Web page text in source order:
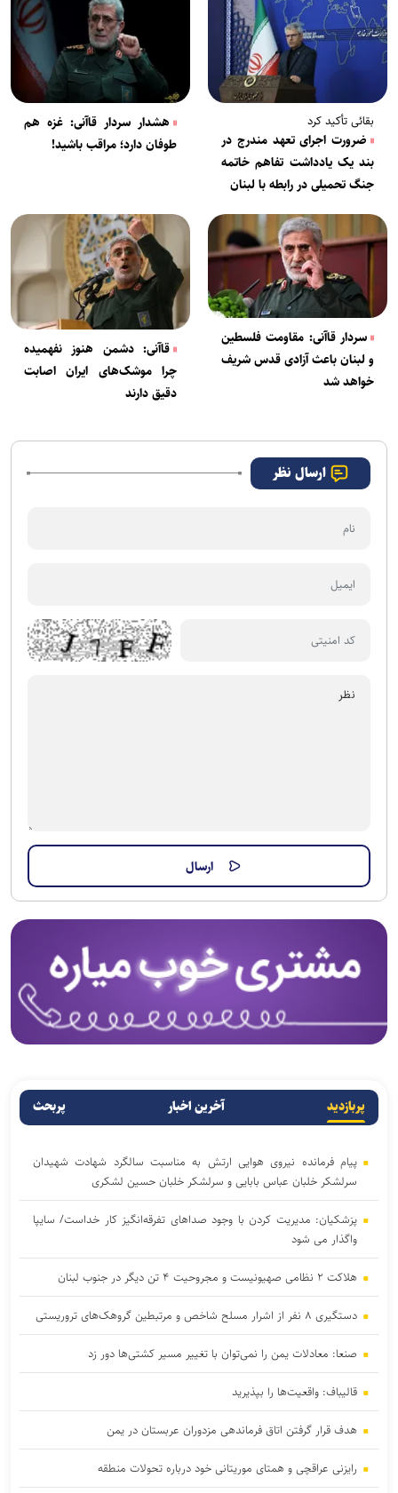
بقائی تأکید کرد
ضرورت اجرای تعهد مندرج در
بند یک یادداشت تفاهم خاتمه
جنگ تحمیلی در رابطه با لبنان
هشدار سردار قاآنی: غزه هم
طوفان دارد؛ مراقب باشید!
سردار قاآنی: مقاومت فلسطین
و لبنان باعث آزادی قدس شریف
خواهد شد
قاآنی: دشمن هنوز نفهمیده
چرا موشک‌های ایران اصابت
دقیق دارند
ارسال نظر
پربازدید آخرین اخبار پربحث
پیام فرمانده نیروی هوایی ارتش به مناسبت سالگرد شهادت شهیدان
سرلشکر خلبان عباس بابایی و سرلشکر خلبان حسین لشکری
پزشکیان: مدیریت کردن با وجود صداهای تفرقه‌انگیز کار خداست/ سایپا
واگذار می شود
هلاکت ۲ نظامی صهیونیست و مجروحیت ۴ تن دیگر در جنوب لبنان
دستگیری ۸ نفر از اشرار مسلح شاخص و مرتبطین گروهک‌های تروریستی
صنعا: معادلات یمن را نمی‌توان با تغییر مسیر کشتی‌ها دور زد
قالیباف: واقعیت‌ها را بپذیرید
هدف قرار گرفتن اتاق‌ فرماندهی مزدوران عربستان در یمن
رایزنی عراقچی و همتای موریتانی خود درباره تحولات منطقه